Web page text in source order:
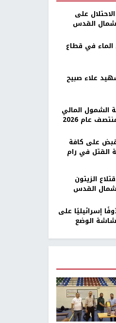
على
شمال القدس
الماء في قطاع
علاء صبيح
الشمول المالي
على كافة
القتل في رام
الزيتون
القدس
ترصد 113 مقذوفًا إسرائيليًا على
الوضع